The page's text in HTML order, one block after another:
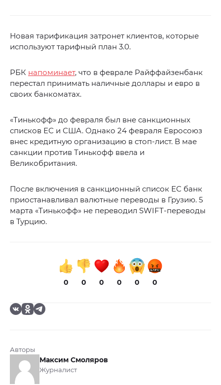
Новая тарификация затронет клиентов, которые
используют тарифный план 3.0.
РБК напоминает, что в феврале Райффайзенбанк
перестал принимать наличные доллары и евро в
своих банкоматах.
«Тинькофф» до февраля был вне санкционных
списков ЕС и США. Однако 24 февраля Евросоюз
внес кредитную организацию в стоп-лист. В мае
санкции против Тинькофф ввела и
Великобритания.
После включения в санкционный список ЕС банк
приостанавливал валютные переводы в Грузию. 5
марта «Тинькофф» не переводил SWIFT-переводы
в Турцию.
0 0 0 0 0 0
Авторы
Максим Смоляров
Журналист